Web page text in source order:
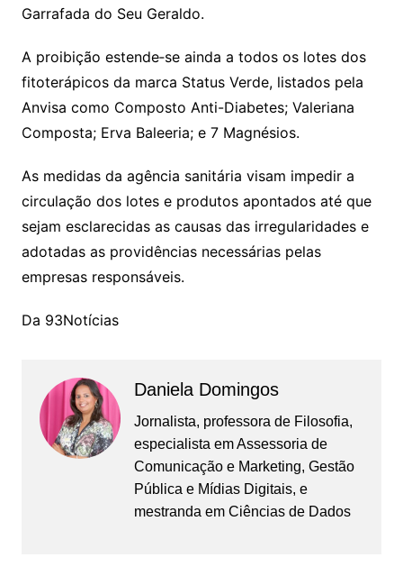
Garrafada do Seu Geraldo.
A proibição estende‑se ainda a todos os lotes dos
fitoterápicos da marca Status Verde, listados pela
Anvisa como Composto Anti-Diabetes; Valeriana
Composta; Erva Baleeria; e 7 Magnésios.
As medidas da agência sanitária visam impedir a
circulação dos lotes e produtos apontados até que
sejam esclarecidas as causas das irregularidades e
adotadas as providências necessárias pelas
empresas responsáveis.
Da 93Notícias
Daniela Domingos
Jornalista, professora de Filosofia,
especialista em Assessoria de
Comunicação e Marketing, Gestão
Pública e Mídias Digitais, e
mestranda em Ciências de Dados